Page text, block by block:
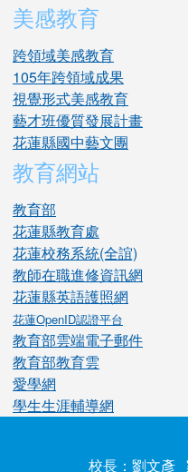
美感教育
跨領域美感教育
105年跨領域成果
視覺形式美感教育
藝才班優質發展計畫
花蓮縣國中藝文團
教育網站
教育部
花蓮縣教育處
花蓮校務系統(全誼)
教師在職進修資訊網
花蓮縣英語護照網
花蓮OpenID認證平台
教育部雲端電子郵件
教育部教育雲
愛學網
學生生涯輔導網
校長：劉文彥